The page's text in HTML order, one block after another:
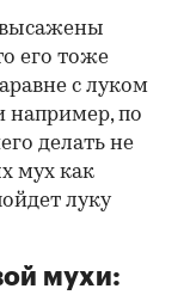
высажены
его тоже
с луком
например, по
делать не
мух как
луку
мухи: